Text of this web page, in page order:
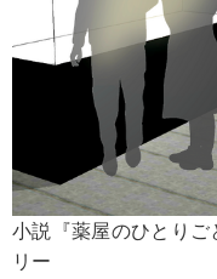
小説『薬屋のひとり
リー